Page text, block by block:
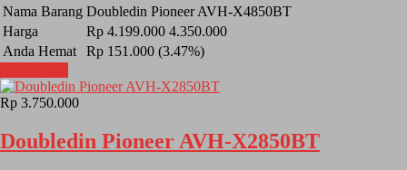
Nama Barang Doubledin Pioneer AVH-X4850BT
Harga
Rp 4.199.000 4.350.000
Anda Hemat
Rp 151.000 (3.47%)
Rp 3.750.000
Doubledin Pioneer AVH-X2850BT